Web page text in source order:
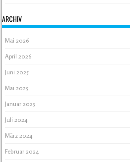
ARCHIV
Mai 2026
April 2026
Juni 2025
Mai 2025
Januar 2025
Juli 2024
März 2024
Februar 2024